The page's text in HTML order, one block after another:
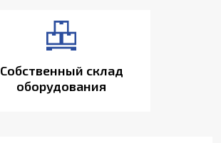
Собственный склад
оборудования